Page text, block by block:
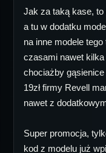
Jak za taką kase, to
a tu w dodatku
na inne modele
czasami nawet kilka
chociażby
19zł firmy Revell
nawet z
Super promocja,
kod z modelu już